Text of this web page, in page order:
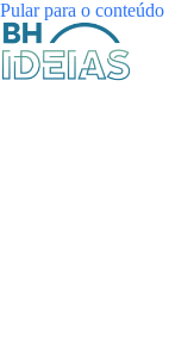
Pular para o conteúdoPular